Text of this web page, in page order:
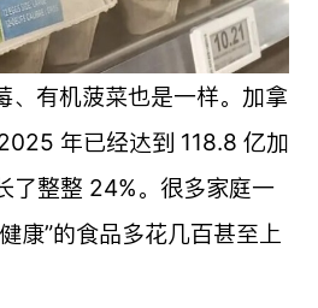
、有机菠菜也是一样。加拿
年已经达到 118.8 亿加
了整整 24%。很多家庭一
康”的食品多花几百甚至上